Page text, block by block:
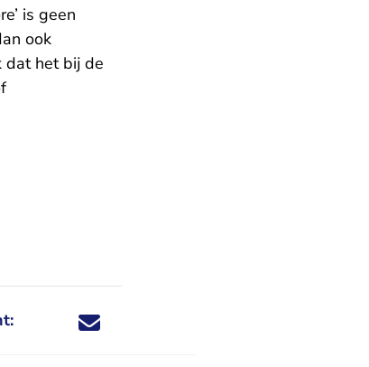
is geen
ook
dat het bij de
Deel dit nieuwsbericht via X - U verlaat
Deel dit nieuwsbericht via Facebook - U
Deel dit nieuwsbericht via e-mail
Deel dit nieuwsbericht via LinkedIn - U